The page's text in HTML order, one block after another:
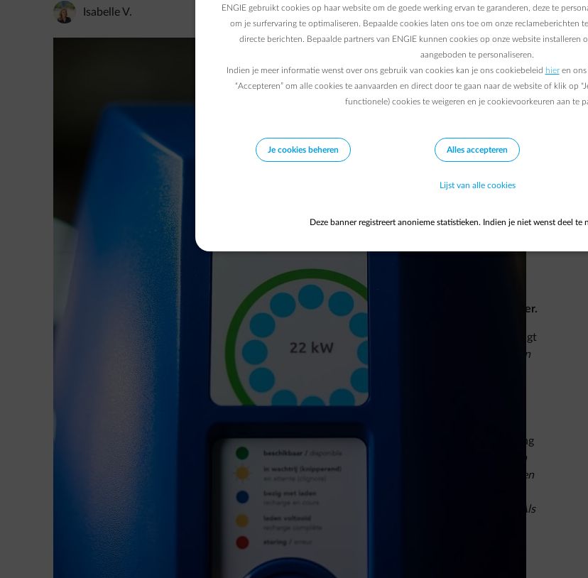
Isabelle V. 18/01/2019|4 min.
En dankzij de moderne technologie verlopen z’n verplaatsingen nu veiliger, vlotter en … slimmer.
Heb je al eens de E19 of de A12 richting Brussel genomen tussen 7 en 9 uur ‘s ochtends?”
, vraagt
Erwin, zaakvoerder van een kmo met 20 werknemers in Brussel.
“Complete waanzin! Niet zelden
kostte het me 2 uur om van mijn woonplaats in het Antwerpse naar mijn kantoor in Brussel, 50
km verderop, te rijden. Begin 2018 had ik er definitief genoeg van.”
Trein, fiets, scooter, auto en zelfs step: Erwin doet het elektrisch!
Maar Erwin zette zijn auto niet definitief aan kant. Hij gebruikt ‘m nu alleen anders, ter aanvulling
We schoven onzevooroordelen tegen elektrische auto’s
opzij en
kochten er 2 voor het bedrijf, samen met een
elektrische bedrijfswagen
Die gebruiken
we als ‘deelauto’. Alle werknemers mogen hem gebruiken om naar een afspraak aan de andere
kant van Brussel te rijden, of in een straal van 50 kilometer rond het bedrijf. Ik gebruik ‘m ook. Als
ik naar een vergadering in de buurt van het kantoor moet, huren we ook soms een elektrische
deelfiets of deelstep.”
“’s Ochtends spring ik op mijn elektrische scooter naar het
ENGIE gebruikt cookies op haar website om de goede werking ervan te garanderen, deze te
om je surfervaring te optimaliseren. Bepaalde cookies laten ons toe om onze reclameberichten
directe berichten. Bepaalde partners van ENGIE kunnen cookies op onze website installeren
aangeboden te personaliseren.
Indien je meer informatie wenst over ons gebruik van cookies kan je ons cookiebeleid hieren ons
“Accepteren” om alle cookies te aanvaarden en direct door te gaan naar de website of klik op
functionele) cookies te weigeren en je cookievoorkeuren aan te
Je cookies beheren Alles accepteren
Lijst van alle cookies
Deze banner registreert anonieme statistieken. Indien je niet wenst deel te